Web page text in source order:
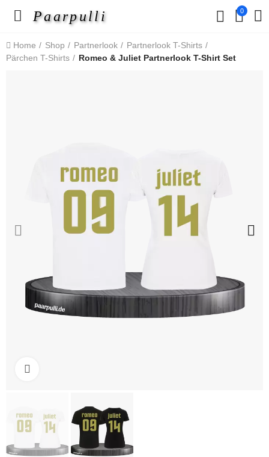
Paarpulli 0
Home Shop Partnerlook
Partnerlook T-Shirts
Pärchen T-Shirts
Romeo & Juliet Partnerlook T-Shirt Set